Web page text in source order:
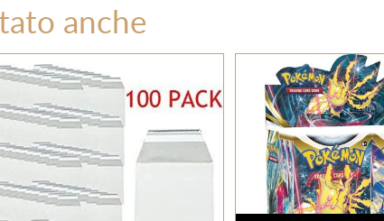
anche